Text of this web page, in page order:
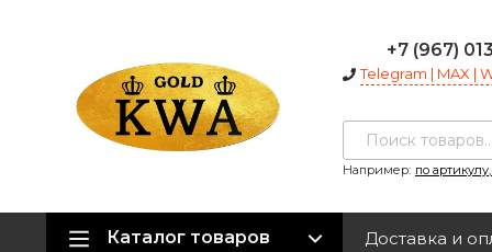
+7 (967)
Telegram | MAX |
Например: по
Каталог товаров Доставка и